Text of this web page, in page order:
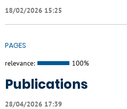
18/02/2026 15:25
PAGES
relevance: 100%
Publications
28/04/2026 17:39